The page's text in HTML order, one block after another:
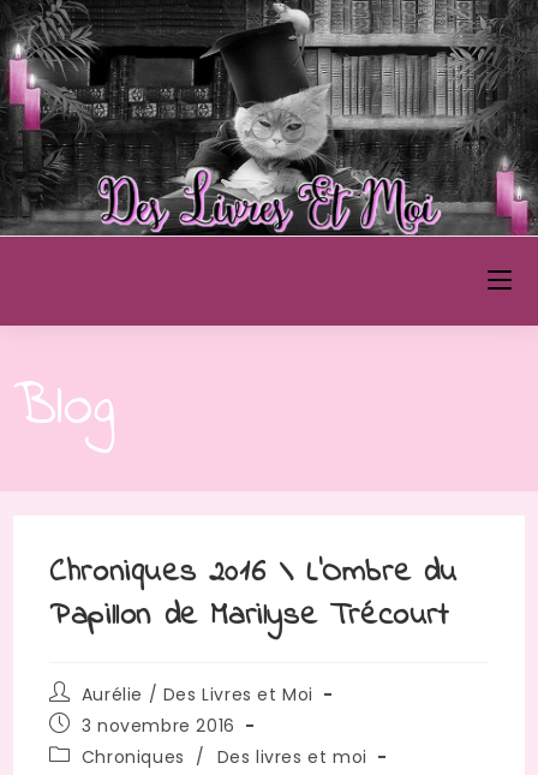
Blog
Chroniques 2016 \ L’Ombre du
Papillon de Marilyse Trécourt
Aurélie / Des Livres et Moi
3 novembre 2016
Chroniques / Des livres et moi